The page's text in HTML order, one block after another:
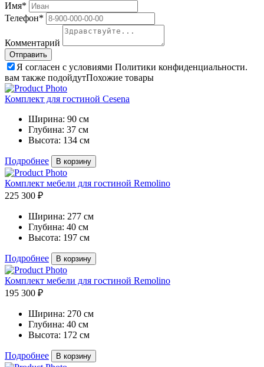
Имя*
Телефон*
Комментарий
Я согласен с условиями Политики конфиденциальности.
вам также подойдутПохожие товары
Комплект для гостиной Cesena
Ширина: 90 см
Глубина: 37 см
Высота: 134 см
Подробнее В корзину
Комплект мебели для гостиной Remolino
225 300 ₽
Ширина: 277 см
Глубина: 40 см
Высота: 197 см
Подробнее В корзину
Комплект мебели для гостиной Remolino
195 300 ₽
Ширина: 270 см
Глубина: 40 см
Высота: 172 см
Подробнее В корзину